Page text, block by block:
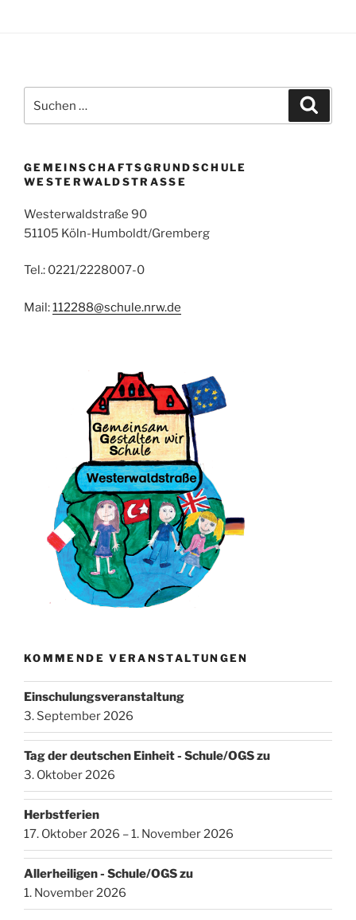
nach:
GEMEINSCHAFTSGRUNDSCHULE
WESTERWALDSTRASSE
Westerwaldstraße 90
51105 Köln-Humboldt/Gremberg
Tel.: 0221/2228007-0
Mail:112288@schule.nrw.de
KOMMENDE VERANSTALTUNGEN
Einschulungsveranstaltung
3. September 2026
Tag der deutschen Einheit - Schule/OGS zu
3. Oktober 2026
Herbstferien
17. Oktober 2026 – 1. November 2026
Allerheiligen - Schule/OGS zu
1. November 2026